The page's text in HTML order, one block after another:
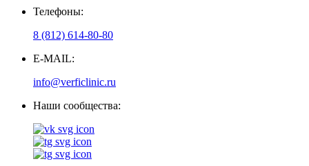
Телефоны:
8 (812) 614-80-80
E-MAIL:
info@verficlinic.ru
Наши сообщества: